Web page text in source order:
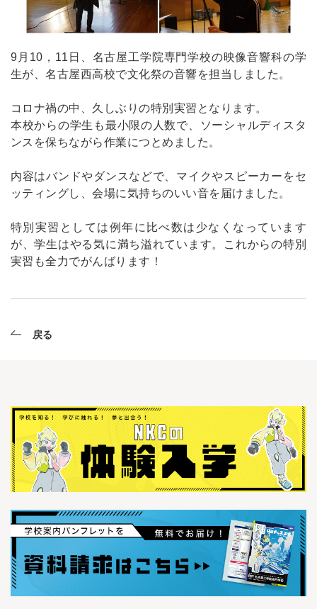
9月10，11日、名古屋工学院専門学校の映像音響科の学
生が、名古屋西高校で文化祭の音響を担当しました。
コロナ禍の中、久しぶりの特別実習となります。
本校からの学生も最小限の人数で、ソーシャルディスタ
ンスを保ちながら作業につとめました。
内容はバンドやダンスなどで、マイクやスピーカーをセ
ッティングし、会場に気持ちのいい音を届けました。
特別実習としては例年に比べ数は少なくなっています
が、学生はやる気に満ち溢れています。これからの特別
実習も全力でがんばります！
戻る